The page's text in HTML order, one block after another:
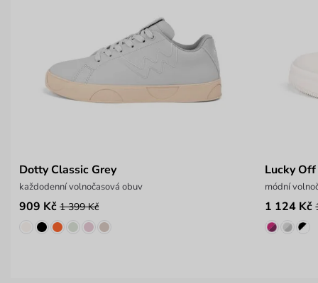
Dotty Classic Grey
každodenní volnočasová obuv
909 Kč 1 399 Kč
Lucky
módní
1 124 Kč